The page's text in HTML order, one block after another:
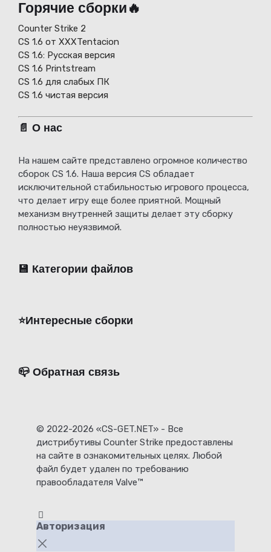
Горячие сборки🔥
Counter Strike 2
CS 1.6 от XXXTentacion
СS 1.6: Русская версия
CS 1.6 Printstream
CS 1.6 для слабых ПК
CS 1.6 чистая версия
📄 О нас
На нашем сайте представлено огромное количество
сборок CS 1.6. Наша версия CS обладает
исключительной стабильностью игрового процесса,
что делает игру еще более приятной. Мощный
механизм внутренней защиты делает эту сборку
полностью неуязвимой.
💾 Категории файлов
⭐️Интересные сборки
📪 Обратная связь
© 2022-2026 «CS-GET.NET» - Все
дистрибутивы Counter Strike предоставлены
на сайте в ознакомительных целях. Любой
файл будет удален по требованию
правообладателя Valve™
Авторизация